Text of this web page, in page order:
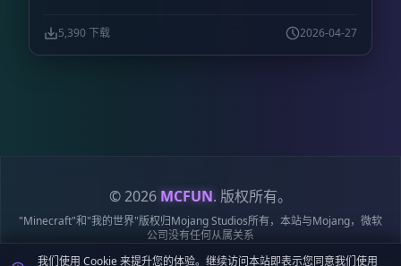
.minecraft\shaderpacks
文件夹中（无需解压）。
启动游戏
：运行 Minecraft 启动器并进入游戏。
5,390 下载 2026-04-27
© 2026 MCFUN. 版权所有。
"Minecraft"和"我的世界"版权归Mojang Studios所有，本站与Mojang，微软
公司没有任何从属关系
我们使用 Cookie 来提升您的体验。继续访问本站即表示您同意我们使用